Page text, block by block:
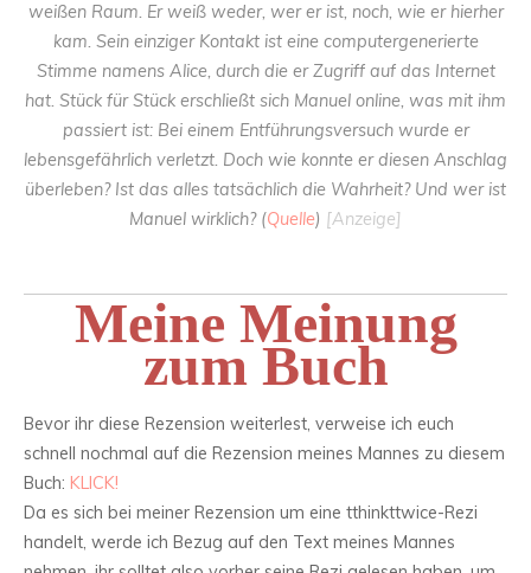
weißen Raum. Er weiß weder, wer er ist, noch, wie er hierher
kam. Sein einziger Kontakt ist eine computergenerierte
Stimme namens Alice, durch die er Zugriff auf das Internet
hat. Stück für Stück erschließt sich Manuel online, was mit ihm
passiert ist: Bei einem Entführungsversuch wurde er
lebensgefährlich verletzt. Doch wie konnte er diesen Anschlag
überleben? Ist das alles tatsächlich die Wahrheit? Und wer ist
Manuel wirklich? (Quelle) [Anzeige]
Meine Meinung
zum Buch
Bevor ihr diese Rezension weiterlest, verweise ich euch
schnell nochmal auf die Rezension meines Mannes zu diesem
Buch: KLICK!
Da es sich bei meiner Rezension um eine tthinkttwice-Rezi
handelt, werde ich Bezug auf den Text meines Mannes